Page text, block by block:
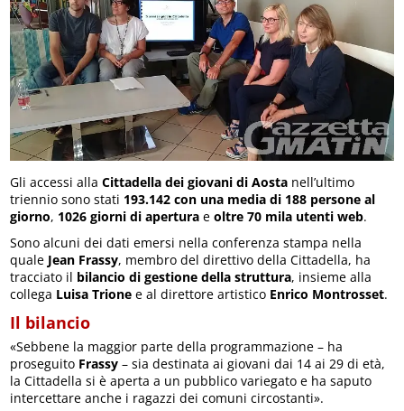
Gli accessi allaCittadella dei giovani di Aosta nell’ultimo
triennio sono stati 193.142 con una media di 188 persone al
giorno, 1026 giorni di apertura eoltre 70 mila utenti web.
Sono alcuni dei dati emersi nella conferenza stampa nella
quale Jean Frassy, membro del direttivo della Cittadella, ha
tracciato il bilancio di gestione della struttura, insieme alla
collega Luisa Trione e al direttore artistico Enrico Montrosset.
Il bilancio
«Sebbene la maggior parte della programmazione – ha
proseguito Frassy – sia destinata ai giovani dai 14 ai 29 di età,
la Cittadella si è aperta a un pubblico variegato e ha saputo
intercettare anche i ragazzi dei comuni circostanti».